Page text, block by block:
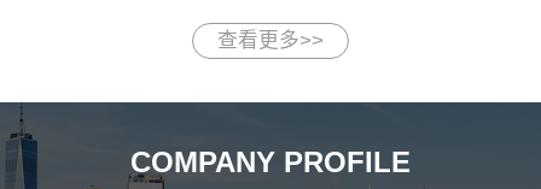
查看更多>>
COMPANY PROFILE